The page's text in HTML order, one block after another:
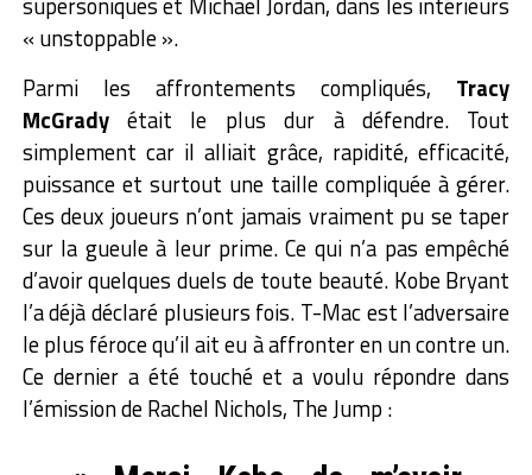
« unstoppable ».
Parmi les affrontements compliqués, Tracy
McGradyétait le plus dur à défendre. Tout
simplement car il alliait grâce, rapidité, efficacité,
puissance et surtout une taille compliquée à gérer.
Ces deux joueurs n’ont jamais vraiment pu se taper
sur la gueule à leur prime. Ce qui n’a pas empêché
d’avoir quelques duels de toute beauté. Kobe Bryant
l’a déjà déclaré plusieurs fois. T-Mac est l’adversaire
le plus féroce qu’il ait eu à affronter en un contre un.
Ce dernier a été touché et a voulu répondre dans
l’émission de Rachel Nichols, The Jump :